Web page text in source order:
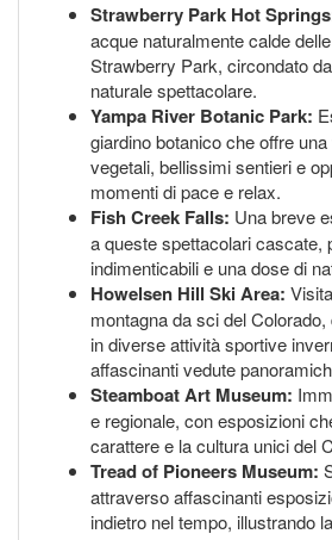
Strawberry Park Hot
acque naturalmente calde
Strawberry Park, circondato
naturale spettacolare.
Yampa River Botanic Park:
giardino botanico che offre
vegetali, bellissimi sentieri e
momenti di pace e relax.
Fish Creek Falls: Una breve
a queste spettacolari cascate,
indimenticabili e una dose di
Howelsen Hill Ski Area:
montagna da sci del
in diverse attività sportive
affascinanti vedute
Steamboat Art Museum:
e regionale, con esposizioni
carattere e la cultura unici del
Tread of Pioneers Museum:
attraverso affascinanti
indietro nel tempo, illustrando